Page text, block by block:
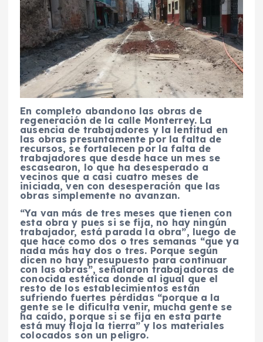
En completo abandono las obras de
regeneración de la calle Monterrey. La
ausencia de trabajadores y la lentitud en
las obras presuntamente por la falta de
recursos, se fortalecen por la falta de
trabajadores que desde hace un mes se
escasearon, lo que ha desesperado a
vecinos que a casi cuatro meses de
iniciada, ven con desesperación que las
obras simplemente no avanzan.
“Ya van más de tres meses que tienen con
esta obra y pues si se fija, no hay ningún
trabajador, está parada la obra”, luego de
que hace como dos o tres semanas “que ya
nada más hay dos o tres. Porque según
dicen no hay presupuesto para continuar
con las obras”, señalaron trabajadoras de
conocida estética donde al igual que el
resto de los establecimientos están
sufriendo fuertes pérdidas “porque a la
gente se le dificulta venir, mucha gente se
ha caído, porque si se fija en esta parte
está muy floja la tierra” y los materiales
colocados son un peligro.